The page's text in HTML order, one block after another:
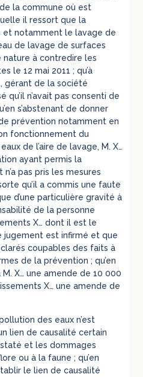
des eaux n’est
lien de causalité certain
et les dommages
ou à la faune ; qu’en
le lien de causalité